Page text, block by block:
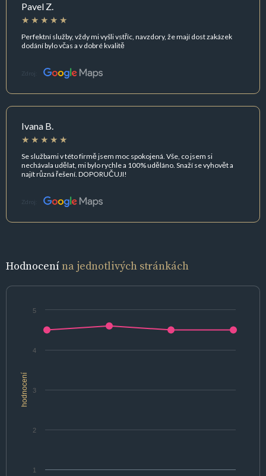
Pavel Z.
Perfektní služby, vždy mi vyšli vstříc, navzdory, že mají dost zakázek
dodání bylo včas a v dobré kvalitě
Zdroj:
Ivana B.
Se službami v této firmě jsem moc spokojená. Vše, co jsem si
nechávala udělat, mi bylo rychle a 100% uděláno. Snaží se vyhovět a
najít různá řešení. DOPORUČUJI!
Zdroj:
Hodnocenína jednotlivých stránkách
hodnocení
1
2
3
4
5